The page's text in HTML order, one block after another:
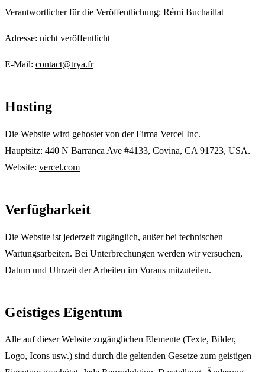
Verantwortlicher für die Veröffentlichung: Rémi Buchaillat
Adresse: nicht veröffentlicht
E-Mail: contact@trya.fr
Hosting
Die Website wird gehostet von der Firma Vercel Inc.
Hauptsitz: 440 N Barranca Ave #4133, Covina, CA 91723, USA.
Website: vercel.com
Verfügbarkeit
Die Website ist jederzeit zugänglich, außer bei technischen
Wartungsarbeiten. Bei Unterbrechungen werden wir versuchen,
Datum und Uhrzeit der Arbeiten im Voraus mitzuteilen.
Geistiges Eigentum
Alle auf dieser Website zugänglichen Elemente (Texte, Bilder,
Logo, Icons usw.) sind durch die geltenden Gesetze zum geistigen